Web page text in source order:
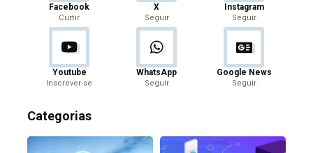
Facebook
Curtir
X
Seguir
Instagram
Seguir
Youtube
Inscrever-se
WhatsApp
Seguir
Google News
Seguir
Categorias